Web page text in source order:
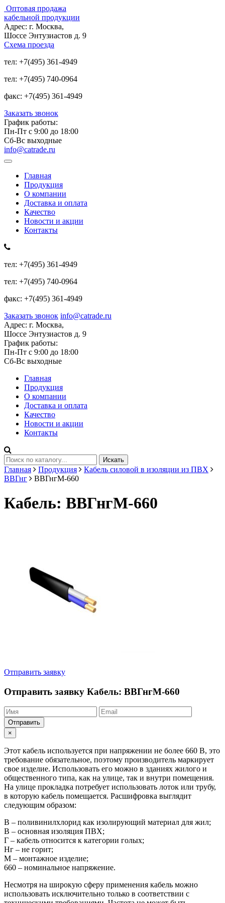
Оптовая продажа
кабельной продукции
Адрес: г. Москва,
Шоссе Энтузиастов д. 9
Схема проезда
тел: +7(495) 361-4949
тел: +7(495) 740-0964
факс: +7(495) 361-4949
Заказать звонок
График работы:
Пн-Пт с 9:00 до 18:00
Сб-Вс выходные
info@catrade.ru
Главная
Продукция
О компании
Доставка и оплата
Качество
Новости и акции
Контакты
тел: +7(495) 361-4949
тел: +7(495) 740-0964
факс: +7(495) 361-4949
Заказать звонок info@catrade.ru
Адрес: г. Москва,
Шоссе Энтузиастов д. 9
График работы:
Пн-Пт с 9:00 до 18:00
Сб-Вс выходные
Главная
Продукция
О компании
Доставка и оплата
Качество
Новости и акции
Контакты
Искать
Главная Продукция
Кабель силовой в изоляции из ПВХ
ВВГнг
ВВГнгМ-660
Кабель: ВВГнгМ-660
Отправить заявку
Отправить заявку Кабель: ВВГнгМ-660
Отправить
×
Этот кабель используется при напряжении не более 660 В, это
требование обязательное, поэтому производитель маркирует
свое изделие. Использовать его можно в зданиях жилого и
общественного типа, как на улице, так и внутри помещения.
На улице прокладка потребует использовать лоток или трубу,
в которую кабель помещается. Расшифровка выглядит
следующим образом:
В – поливинилхлорид как изолирующий материал для жил;
В – основная изоляция ПВХ;
Г – кабель относится к категории голых;
Нг – не горит;
М – монтажное изделие;
660 – номинальное напряжение.
Несмотря на широкую сферу применения кабель можно
использовать исключительно только в соответствии с